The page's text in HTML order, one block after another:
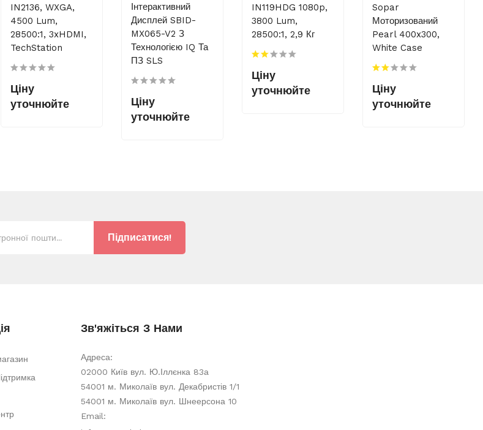
IN2136, WXGA,
4500 Lum,
28500:1, 3xHDMI,
TechStation
Ціну
уточнюйте
Інтерактивний
Дисплей SBID-
MX065-V2 З
Технологією IQ Та
ПЗ SLS
Ціну
уточнюйте
IN119HDG 1080p,
3800 Lum,
28500:1, 2,9 Кг
Ціну
уточнюйте
Sopar
Моторизований
Pearl 400x300,
White Case
Ціну
уточнюйте
Підписатися!
Зв'яжіться З Нами
Адреса:
02000 Київ вул. Ю.Іллєнка 83а
54001 м. Миколаїв вул. Декабристів 1/1
54001 м. Миколаїв вул. Шнеерсона 10
Email: